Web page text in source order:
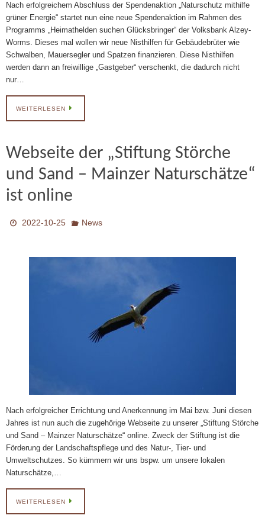
Nach erfolgreichem Abschluss der Spendenaktion „Naturschutz mithilfe
grüner Energie“ startet nun eine neue Spendenaktion im Rahmen des
Programms „Heimathelden suchen Glücksbringer“ der Volksbank Alzey-
Worms. Dieses mal wollen wir neue Nisthilfen für Gebäudebrüter wie
Schwalben, Mauersegler und Spatzen finanzieren. Diese Nisthilfen
werden dann an freiwillige „Gastgeber“ verschenkt, die dadurch nicht
nur…
WEITERLESEN
Webseite der „Stiftung Störche
und Sand – Mainzer Naturschätze“
ist online
2022-10-25 News
Nach erfolgreicher Errichtung und Anerkennung im Mai bzw. Juni diesen
Jahres ist nun auch die zugehörige Webseite zu unserer „Stiftung Störche
und Sand – Mainzer Naturschätze“ online. Zweck der Stiftung ist die
Förderung der Landschaftspflege und des Natur-, Tier- und
Umweltschutzes. So kümmern wir uns bspw. um unsere lokalen
Naturschätze,…
WEITERLESEN